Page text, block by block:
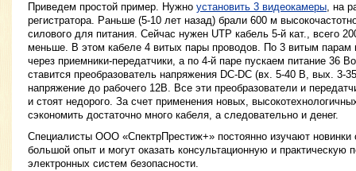
Приведем простой пример. Нужно установить 3 видеокамеры, на
регистратора. Раньше (5-10 лет назад) брали 600 м
силового для питания. Сейчас нужен UTP кабель 5-й кат., всего
меньше. В этом кабеле 4 витых пары проводов. По 3 витым
через приемники-передатчики, а по 4-й паре пускаем питание 36
ставится преобразователь напряжения DC-DC (вх. 5-40 В, вых. 3-
напряжение до рабочего 12В. Все эти преобразователи и
и стоят недорого. За счет применения новых,
сэкономить достаточно много кабеля, а следовательно и денег.
Специалисты ООО «СпектрПрестиж+» постоянно изучают новинки
большой опыт и могут оказать консультационную и
электронных систем безопасности.